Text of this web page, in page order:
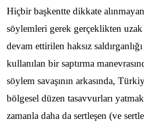
Hiçbir başkentte dikkate
söylemleri gerek gerçeklikten uzak
devam ettirilen haksız
kullanılan bir saptırma
söylem savaşının arkasında,
bölgesel düzen tasavvurları
zamanla daha da sertleşen (ve